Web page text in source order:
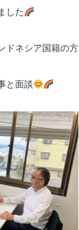
した
ドネシア国籍の方
と面談